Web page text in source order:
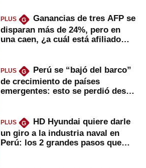
PLUS G
Ganancias de tres AFP se
disparan más de 24%, pero en
una caen, ¿a cuál está afiliado
PLUS G
Perú se “bajó del barco”
de crecimiento de países
emergentes: esto se perdió desde
PLUS G
HD Hyundai quiere darle
un giro a la industria naval en
Perú: los 2 grandes pasos que